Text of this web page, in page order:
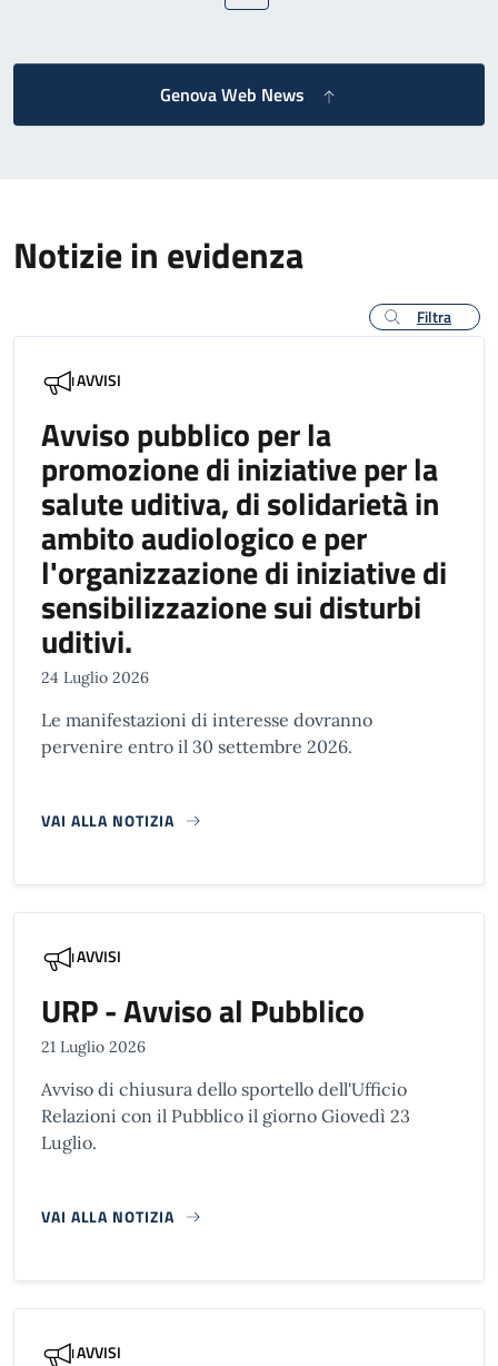
Genova Web News
Notizie in evidenza
Filtra
AVVISI
Avviso pubblico per la
promozione di iniziative per la
salute uditiva, di solidarietà in
ambito audiologico e per
l'organizzazione di iniziative di
sensibilizzazione sui disturbi
uditivi.
24 Luglio 2026
Le manifestazioni di interesse dovranno
pervenire entro il 30 settembre 2026.
VAI ALLA NOTIZIA
AVVISI
URP - Avviso al Pubblico
21 Luglio 2026
Avviso di chiusura dello sportello dell'Ufficio
Relazioni con il Pubblico il giorno Giovedì 23
Luglio.
VAI ALLA NOTIZIA
AVVISI